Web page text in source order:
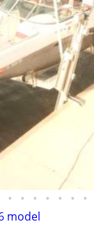
• • • • • • •
model